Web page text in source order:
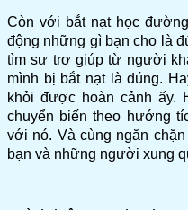
Còn với bắt nạt học
động những gì bạn cho là
tìm sự trợ giúp từ người
mình bị bắt nạt là đúng.
khỏi được hoàn cảnh ấy.
chuyển biến theo hướng
với nó. Và cùng ngăn
bạn và những người xung